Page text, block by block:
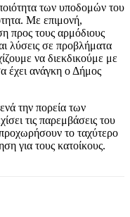
των υποδομών του
Με επιμονή,
προς τους αρμόδιους
λύσεις σε προβλήματα
να διεκδικούμε με
έχει ανάγκη ο Δήμος
την πορεία των
τις παρεμβάσεις του
το ταχύτερο
για τους κατοίκους.